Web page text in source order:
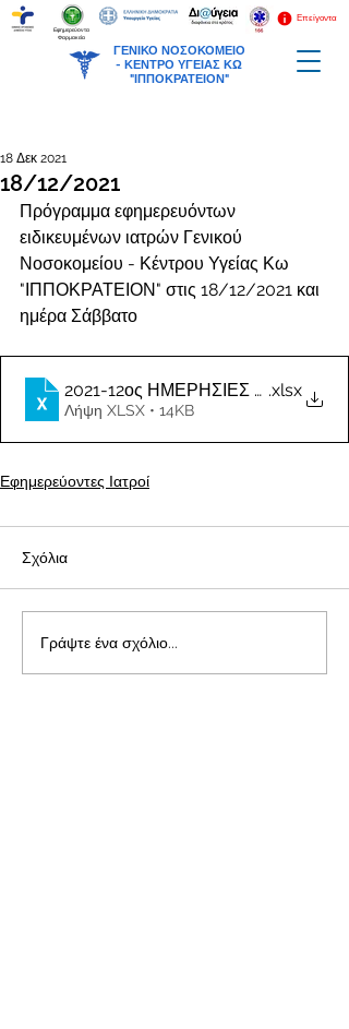
ΓΕΝΙΚΟ ΝΟΣΟΚΟΜΕΙΟ
- ΚΕΝΤΡΟ ΥΓΕΙΑΣ ΚΩ
"ΙΠΠΟΚΡΑΤΕΙΟΝ"
Επείγοντα
Εφημερεύοντα
Φαρμακεία
18/12/2021
18 Δεκ 2021
Πρόγραμμα εφημερευόντων
ειδικευμένων ιατρών Γενικού
Νοσοκομείου - Κέντρου Υγείας Κω
"ΙΠΠΟΚΡΑΤΕΙΟΝ" στις 18/12/2021 και
ημέρα Σάββατο
2021-12ος ΗΜΕΡΗΣΙΕΣ .xlsx
Λήψη XLSX • 14KB
Εφημερεύοντες Ιατροί
Σχόλια
Γράψτε ένα σχόλιο...